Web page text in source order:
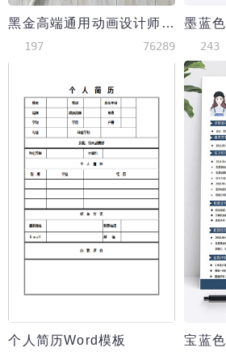
黑金高端通用动画设计师简历模板
197 76289 243
个人简历Word模板